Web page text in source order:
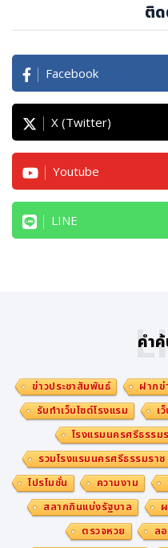
ติด
Facebook
X (Twitter)
Youtube
LINE
คำ
ข่าวประชาสัมพันธ์ ฝากข่
รับทำเว็บไซต์โรงแรม
เ
โรงแรมนครศรีธรรม
รวมโรงแรมนครศรีธรรมราช
โปรโมชั่น
ความงาม
สลากกินแบ่งรัฐบาล
ตรวจหวย
ล